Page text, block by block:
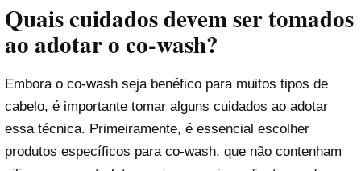
Quais cuidados devem ser tomados
ao adotar o co-wash?
Embora o co-wash seja benéfico para muitos tipos de
cabelo, é importante tomar alguns cuidados ao adotar
essa técnica. Primeiramente, é essencial escolher
produtos específicos para co-wash, que não contenham